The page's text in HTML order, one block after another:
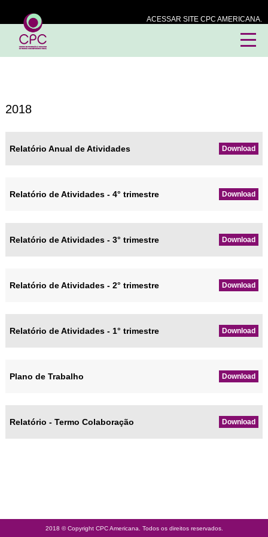
ACESSAR SITE CPC AMERICANA.
2018
Download
Relatório Anual de Atividades
Download
Relatório de Atividades - 4° trimestre
Download
Relatório de Atividades - 3° trimestre
Download
Relatório de Atividades - 2° trimestre
Download
Relatório de Atividades - 1° trimestre
Download
Plano de Trabalho
Download
Relatório - Termo Colaboração
2018 © Copyright CPC Americana. Todos os direitos reservados.